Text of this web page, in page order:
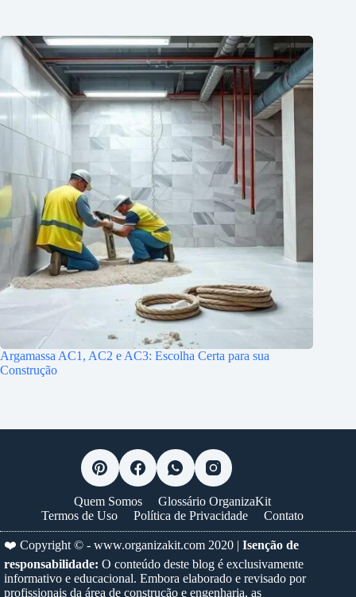
Argamassa AC1, AC2 e AC3: Escolha Certa para sua
Construção
Quem Somos
Glossário OrganizaKit
Termos de Uso
Política de Privacidade Contato
❤️ Copyright © - www.organizakit.com 2020 | Isenção de
responsabilidade: O conteúdo deste blog é exclusivamente
informativo e educacional. Embora elaborado e revisado por
profissionais da área de construção e engenharia, as